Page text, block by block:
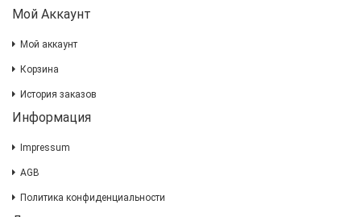
Мой Аккаунт
Мой аккаунт
Корзина
История заказов
Информация
Impressum
AGB
Политика конфиденциальности